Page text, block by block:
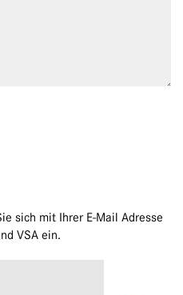
sich mit Ihrer E-Mail Adresse
VSA ein.